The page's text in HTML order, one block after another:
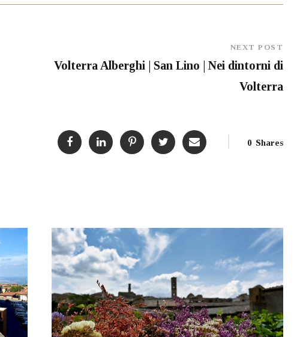
NEXT POST
Volterra Alberghi | San Lino | Nei dintorni di
Volterra
0 Shares